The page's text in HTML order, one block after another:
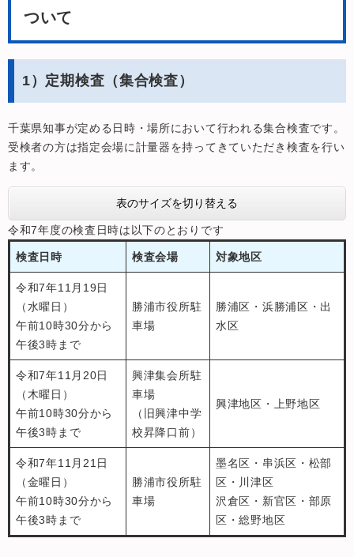
ついて
1）定期検査（集合検査）
千葉県知事が定める日時・場所において行われる集合検査です。
受検者の方は指定会場に計量器を持ってきていただき検査を行い
ます。
表のサイズを切り替える
令和7年度の検査日時は以下のとおりです
検査日時 検査会場 対象地区
令和7年11月19日
（水曜日）
午前10時30分から
午後3時まで
勝浦市役所駐
車場
勝浦区・浜勝浦区・出
水区
令和7年11月20日
（木曜日）
午前10時30分から
午後3時まで
興津集会所駐
車場
（旧興津中学
校昇降口前）
興津地区・上野地区
令和7年11月21日
（金曜日）
午前10時30分から
午後3時まで
勝浦市役所駐
車場
墨名区・串浜区・松部
区・川津区
沢倉区・新官区・部原
区・総野地区